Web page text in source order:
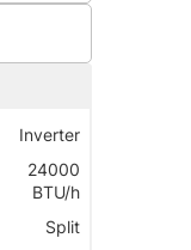
Inverter
24000
BTU/h
Split